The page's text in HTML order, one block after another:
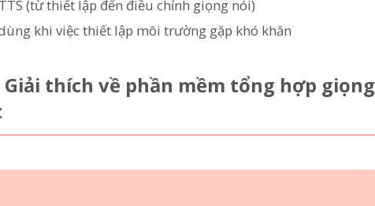
(từ thiết lập đến điều chỉnh giọng nói)
khi việc thiết lập môi trường gặp khó khăn
Giải thích về phần mềm tổng hợp giọng